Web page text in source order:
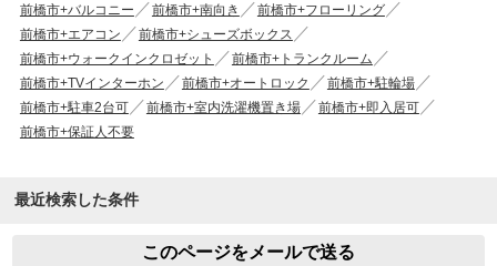
前橋市+バルコニー
前橋市+南向き
前橋市+フローリング
前橋市+エアコン
前橋市+シューズボックス
前橋市+ウォークインクロゼット
前橋市+トランクルーム
前橋市+TVインターホン
前橋市+オートロック
前橋市+駐輪場
前橋市+駐車2台可
前橋市+室内洗濯機置き場
前橋市+即入居可
前橋市+保証人不要
最近検索した条件
このページをメールで送る